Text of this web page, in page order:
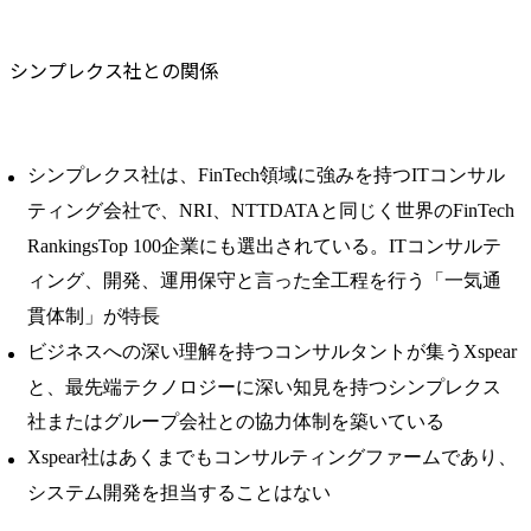
シンプレクス社との関係
シンプレクス社は、FinTech領域に強みを持つITコンサル
ティング会社で、NRI、NTTDATAと同じく世界のFinTech
RankingsTop 100企業にも選出されている。ITコンサルテ
ィング、開発、運用保守と言った全工程を行う「一気通
貫体制」が特長
ビジネスへの深い理解を持つコンサルタントが集うXspear
と、最先端テクノロジーに深い知見を持つシンプレクス
社またはグループ会社との協力体制を築いている
Xspear社はあくまでもコンサルティングファームであり、
システム開発を担当することはない